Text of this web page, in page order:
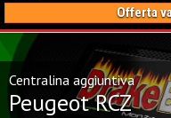
Offerta
Centralina aggiuntiva
Peugeot RCZ